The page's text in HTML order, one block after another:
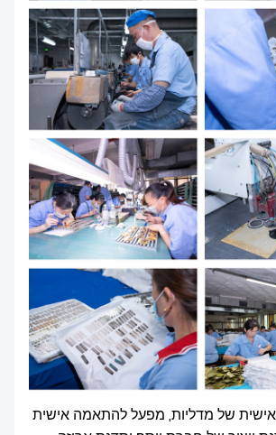
של מדליות, מפעל להתאמה אישית